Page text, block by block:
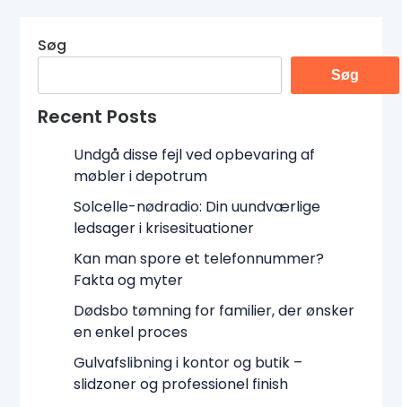
Søg
Søg
Recent Posts
Undgå disse fejl ved opbevaring af
møbler i depotrum
Solcelle-nødradio: Din uundværlige
ledsager i krisesituationer
Kan man spore et telefonnummer?
Fakta og myter
Dødsbo tømning for familier, der ønsker
en enkel proces
Gulvafslibning i kontor og butik –
slidzoner og professionel finish